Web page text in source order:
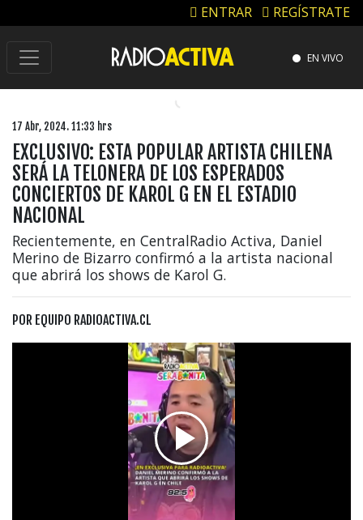
ENTRAR REGÍSTRATE
EN VIVO
17 Abr, 2024. 11:33 hrs
EXCLUSIVO: ESTA POPULAR ARTISTA CHILENA
SERÁ LA TELONERA DE LOS ESPERADOS
CONCIERTOS DE KAROL G EN EL ESTADIO
NACIONAL
Recientemente, en CentralRadio Activa, Daniel
Merino de Bizarro confirmó a la artista nacional
que abrirá los shows de Karol G.
POR EQUIPO RADIOACTIVA.CL